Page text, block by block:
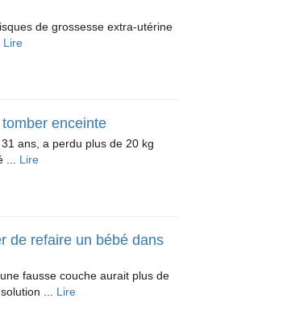
de grossesse extra-utérine
Lire
enceinte
ans, a perdu plus de 20 kg
... Lire
de refaire un bébé dans
fausse couche aurait plus de
... Lire